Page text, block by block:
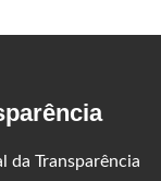
da Transparência